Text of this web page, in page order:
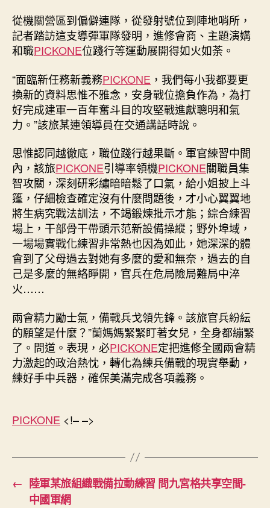
從機關營區到偏僻連隊，從發射號位到陣地哨所，
記者踏訪這支導彈軍隊發明，進修會商、主題演媾
和職PICKONE位踐行等運動展開得如火如荼。
“面臨新任務新義務PICKONE ，我們每小我都要更
換新的資料思惟不雅念，安身戰位擔負作為，為打
好完成建軍一百年奮斗目的攻堅戰進獻聰明和氣
力。”該旅某連領導員在交通講話時說。
思惟認同越徹底，職位踐行越果斷。軍官練習中間
內，該旅PICKONE引導率領機PICKONE關職員集
智攻關，深刻研彩繡暗暗鬆了口氣，給小姐披上斗
篷，仔細檢查確定沒有什麼問題後，才小心翼翼地
將生病究戰法訓法，不竭鍛煉批示才能；綜合練習
場上，干部骨干帶頭示范新設備操縱；野外埠域，
一場場實戰化練習非常熱也因為如此，她深深的體
會到了父母過去對她有多麼的愛和無奈，過去的自
己是多麼的無絡睜開，官兵在危局險局難局中淬
火……
兩會精力勵士氣，備戰兵戈領先鋒。該旅官兵紛紜
的願望是什麼？”蘭媽媽緊緊盯著女兒，全身都繃緊
了。問道。表現，必PICKONE定把進修全國兩會精
力激起的政治熱忱，轉化為練兵備戰的現實舉動，
練好手中兵器，確保美滿完成各項義務。
PICKONE <!– –>
← 陸軍某旅組織戰備拉動練習 問九宮格共享空間-
中國軍網